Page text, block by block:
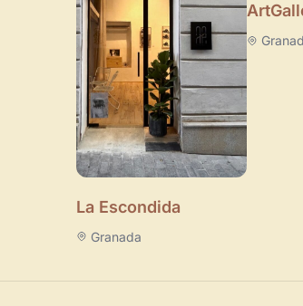
La Escondida
Granada